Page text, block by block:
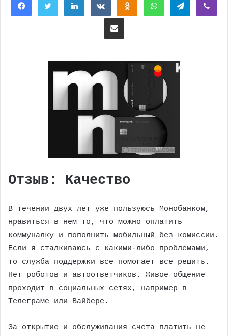
Поделиться через электронную почту
Отзыв: Качество
В течении двух лет уже пользуюсь Монобанком,
нравиться в нем то, что можно оплатить
коммуналку и пополнить мобильный без комиссии.
Если я сталкиваюсь с какими-либо проблемами,
то служба поддержки все помогает все решить.
Нет роботов и автоответчиков. Живое общение
проходит в социальных сетях, например в
Телеграме или Вайбере.
За открытие и обслуживания счета платить не